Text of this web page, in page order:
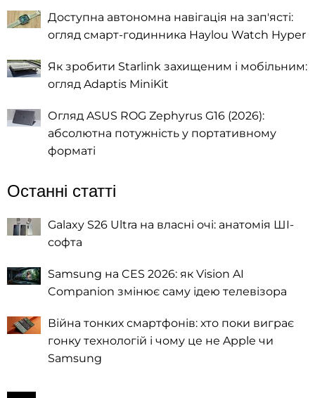
Доступна автономна навігація на зап'ясті:
огляд смарт-годинника Haylou Watch Hyper
Як зробити Starlink захищеним і мобільним:
огляд Adaptis MiniKit
Огляд ASUS ROG Zephyrus G16 (2026):
абсолютна потужність у портативному
форматі
Останні статті
Galaxy S26 Ultra на власні очі: анатомія ШІ-
софта
Samsung на CES 2026: як Vision AI
Companion змінює саму ідею телевізора
Війна тонких смартфонів: хто поки виграє
гонку технологій і чому це не Apple чи
Samsung